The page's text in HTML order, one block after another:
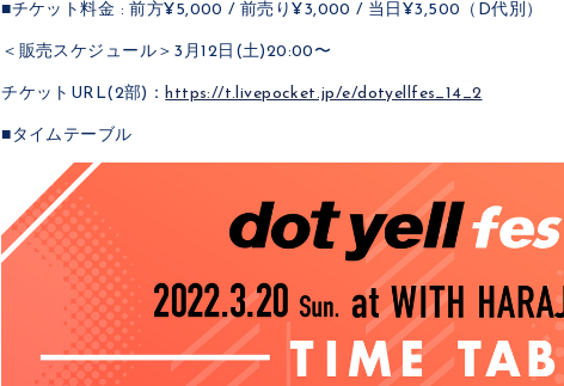
■チケット料金 : 前方¥5,000 / 前売り¥3,000 / 当日¥3,500（D代別）
＜販売スケジュール＞3月12日(土)20:00〜
チケットURL(2部)：https://t.livepocket.jp/e/dotyellfes_14_2
■タイムテーブル